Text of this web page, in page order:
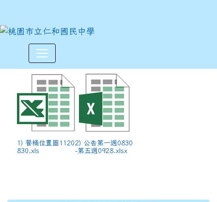
各班午餐資料請核對(公告第
1) 餐桶位置圖1120
830.xls
2) 公告第一週0830
-第五週0928.xlsx